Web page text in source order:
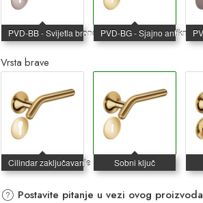
Vrsta brave
Postavite pitanje u vezi ovog proizvoda